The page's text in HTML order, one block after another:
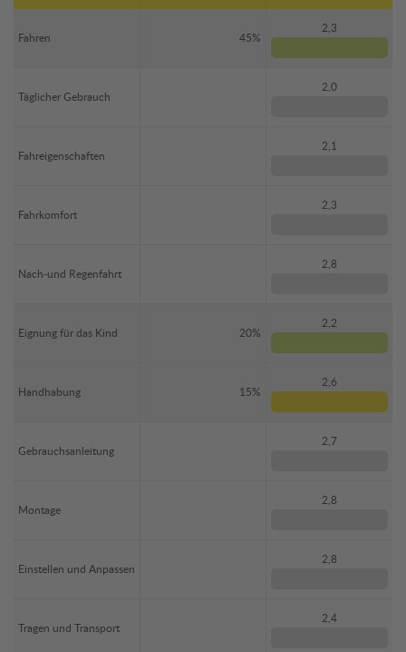
Fahren 45%
2,3
Täglicher Gebrauch
2,0
Fahreigenschaften
2,1
Fahrkomfort
2,3
Nach-und Regenfahrt
2,8
Eignung für das Kind 20%
2,2
Handhabung 15%
2,6
Gebrauchsanleitung
2,7
Montage
2,8
Einstellen und Anpassen
2,8
Tragen und Transport
2,4